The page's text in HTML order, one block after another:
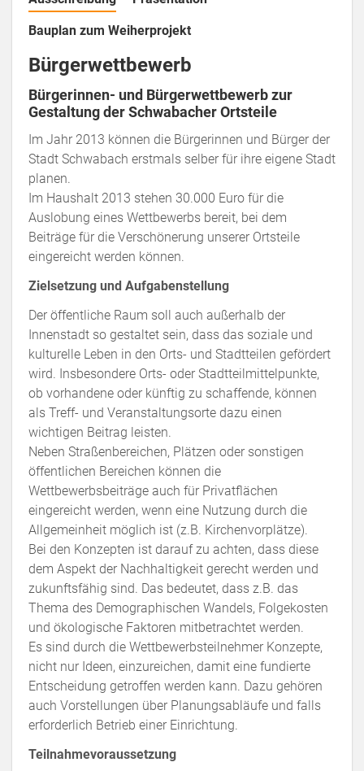
Bauplan zum Weiherprojekt
Bürgerwettbewerb
Bürgerinnen- und Bürgerwettbewerb zur
Gestaltung der Schwabacher Ortsteile
Im Jahr 2013 können die Bürgerinnen und Bürger der
Stadt Schwabach erstmals selber für ihre eigene Stadt
planen.
Im Haushalt 2013 stehen 30.000 Euro für die
Auslobung eines Wettbewerbs bereit, bei dem
Beiträge für die Verschönerung unserer Ortsteile
eingereicht werden können.
Zielsetzung und Aufgabenstellung
Der öffentliche Raum soll auch außerhalb der
Innenstadt so gestaltet sein, dass das soziale und
kulturelle Leben in den Orts- und Stadtteilen gefördert
wird. Insbesondere Orts- oder Stadtteilmittelpunkte,
ob vorhandene oder künftig zu schaffende, können
als Treff- und Veranstaltungsorte dazu einen
wichtigen Beitrag leisten.
Neben Straßenbereichen, Plätzen oder sonstigen
öffentlichen Bereichen können die
Wettbewerbsbeiträge auch für Privatflächen
eingereicht werden, wenn eine Nutzung durch die
Allgemeinheit möglich ist (z.B. Kirchenvorplätze).
Bei den Konzepten ist darauf zu achten, dass diese
dem Aspekt der Nachhaltigkeit gerecht werden und
zukunftsfähig sind. Das bedeutet, dass z.B. das
Thema des Demographischen Wandels, Folgekosten
und ökologische Faktoren mitbetrachtet werden.
Es sind durch die Wettbewerbsteilnehmer Konzepte,
nicht nur Ideen, einzureichen, damit eine fundierte
Entscheidung getroffen werden kann. Dazu gehören
auch Vorstellungen über Planungsabläufe und falls
erforderlich Betrieb einer Einrichtung.
Teilnahmevoraussetzung